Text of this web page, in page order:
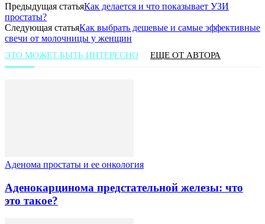
Предыдущая статьяКак делается и что показывает УЗИ
простаты?
Следующая статьяКак выбрать дешевые и самые эффективные
свечи от молочницы у женщин
ЭТО МОЖЕТ БЫТЬ ИНТЕРЕСНО ЕЩЕ ОТ АВТОРА
Аденома простаты и ее онкология
Аденокарцинома предстательной железы: что
это такое?